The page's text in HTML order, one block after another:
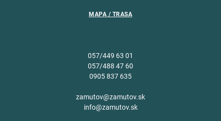
MAPA / TRASA
057/449 63 01
057/488 47 60
0905 837 635
zamutov@zamutov.sk
info@zamutov.sk